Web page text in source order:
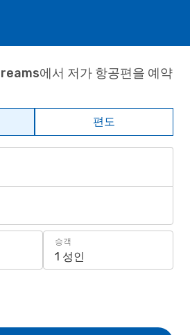
에서 저가 항공편을 예약
편도
승객
1 성인